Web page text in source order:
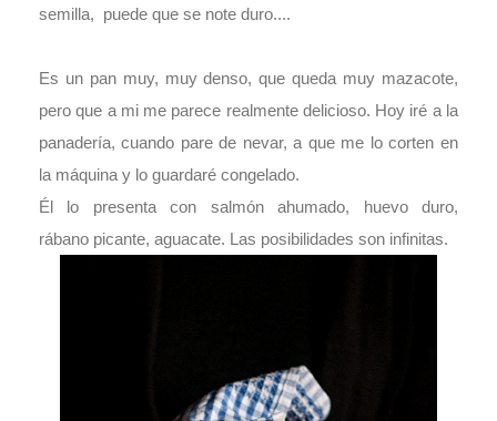
semilla, puede que se note duro....
Es un pan muy, muy denso, que queda muy mazacote,
pero que a mi me parece realmente delicioso. Hoy iré a la
panadería, cuando pare de nevar, a que me lo corten en
la máquina y lo guardaré congelado.
Él lo presenta con salmón ahumado, huevo duro,
rábano picante, aguacate. Las posibilidades son infinitas.